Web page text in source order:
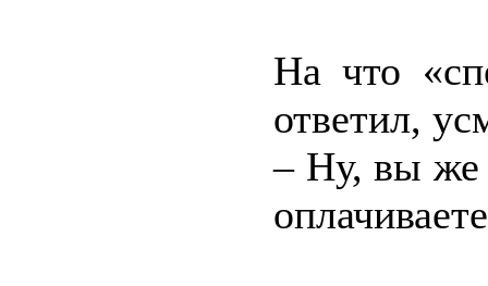
На что
ответил,
– Ну, вы же